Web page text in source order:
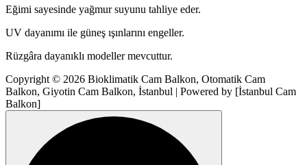
Eğimi sayesinde yağmur suyunu tahliye eder.
UV dayanımı ile güneş ışınlarını engeller.
Rüzgâra dayanıklı modeller mevcuttur.
Copyright © 2026 Bioklimatik Cam Balkon, Otomatik Cam
Balkon, Giyotin Cam Balkon, İstanbul | Powered by [İstanbul Cam
Balkon]